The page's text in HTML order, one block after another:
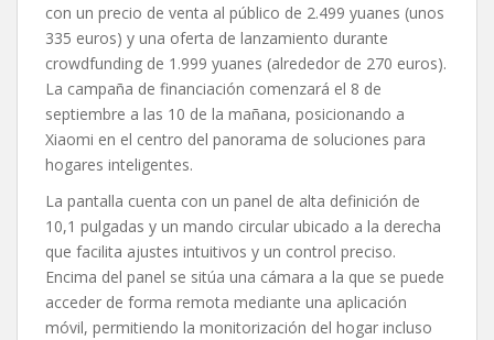
con un precio de venta al público de 2.499 yuanes (unos
335 euros) y una oferta de lanzamiento durante
crowdfunding de 1.999 yuanes (alrededor de 270 euros).
La campaña de financiación comenzará el 8 de
septiembre a las 10 de la mañana, posicionando a
Xiaomi en el centro del panorama de soluciones para
hogares inteligentes.
La pantalla cuenta con un panel de alta definición de
10,1 pulgadas y un mando circular ubicado a la derecha
que facilita ajustes intuitivos y un control preciso.
Encima del panel se sitúa una cámara a la que se puede
acceder de forma remota mediante una aplicación
móvil, permitiendo la monitorización del hogar incluso